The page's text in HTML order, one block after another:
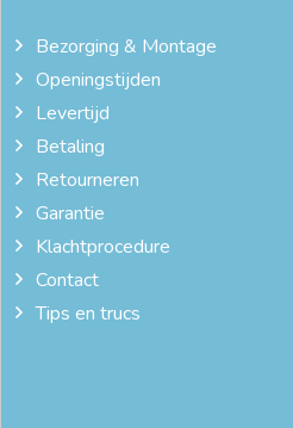
Bezorging & Montage
Openingstijden
Levertijd
Betaling
Retourneren
Garantie
Klachtprocedure
Contact
Tips en trucs